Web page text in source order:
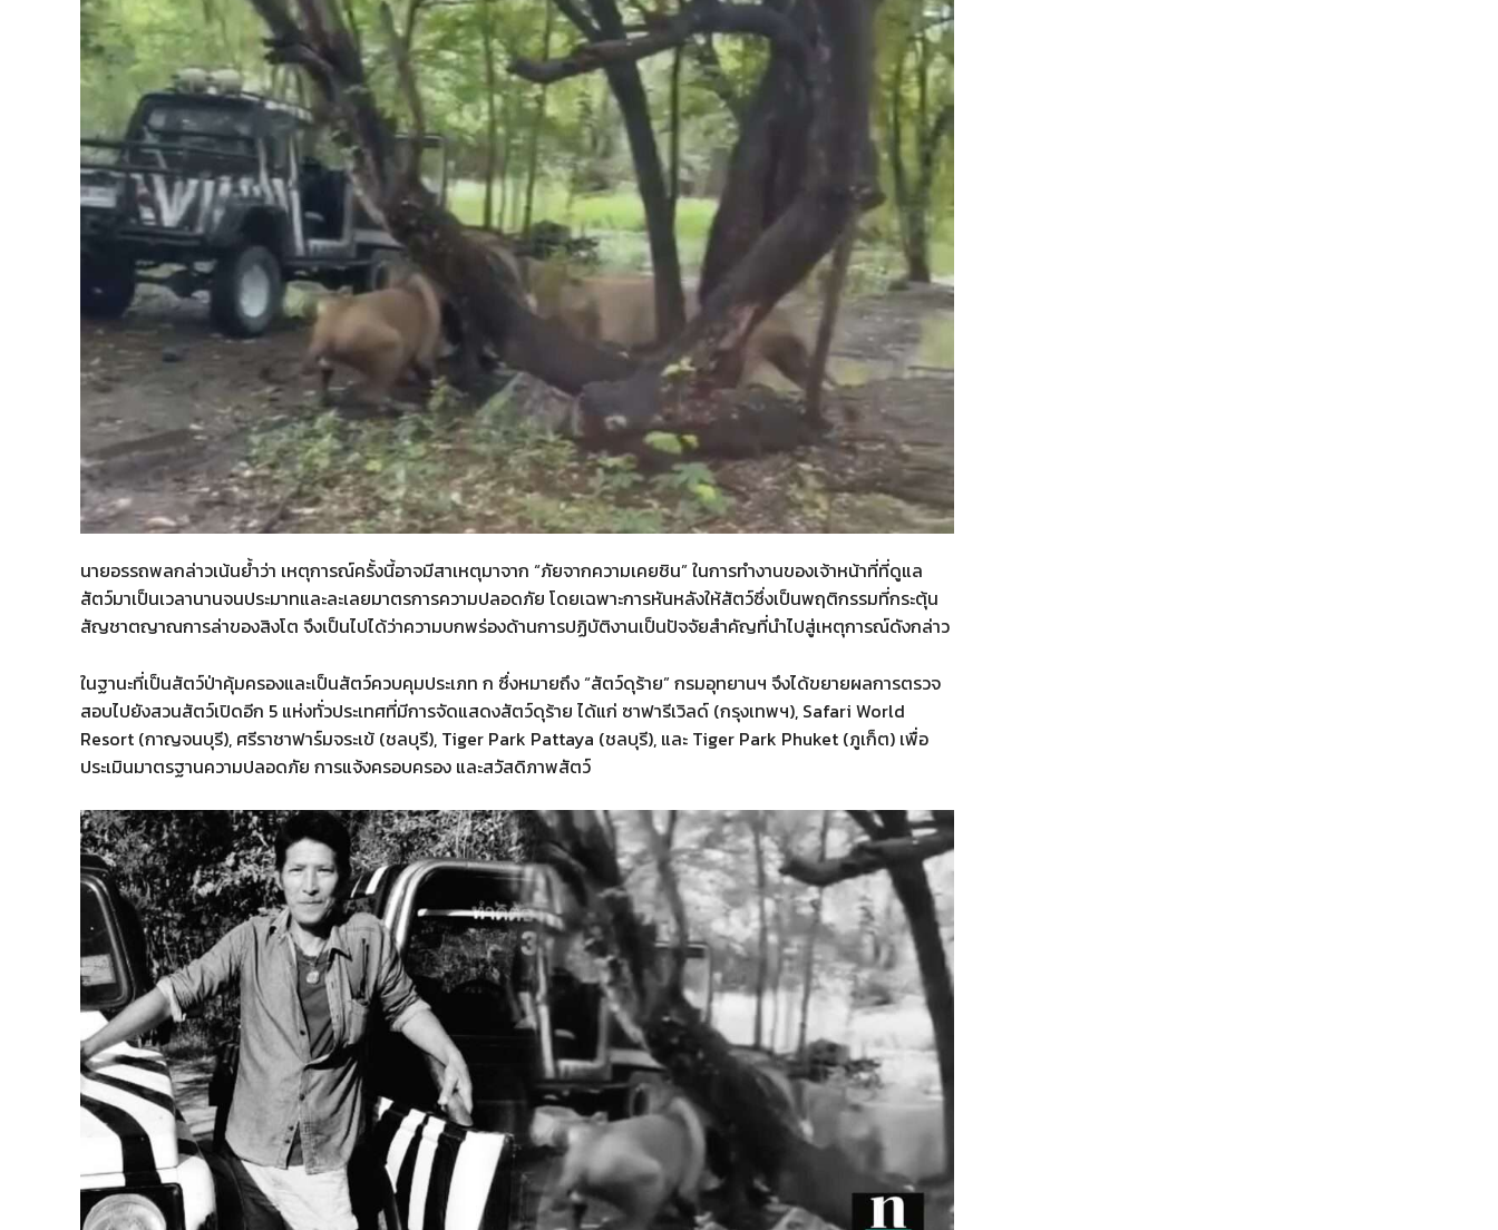
​นายอรรถพลกล่าวเน้นย้ำว่า เหตุการณ์ครั้งนี้อาจมีสาเหตุมาจาก “ภัยจากความเคยชิน” ในการทำงานของเจ้าหน้าที่ที่ดูแล
สัตว์มาเป็นเวลานานจนประมาทและละเลยมาตรการความปลอดภัย โดยเฉพาะการหันหลังให้สัตว์ซึ่งเป็นพฤติกรรมที่กระตุ้น
สัญชาตญาณการล่าของสิงโต จึงเป็นไปได้ว่าความบกพร่องด้านการปฏิบัติงานเป็นปัจจัยสำคัญที่นำไปสู่เหตุการณ์ดังกล่าว
​ในฐานะที่เป็นสัตว์ป่าคุ้มครองและเป็นสัตว์ควบคุมประเภท ก ซึ่งหมายถึง “สัตว์ดุร้าย” กรมอุทยานฯ จึงได้ขยายผลการตรวจ
สอบไปยังสวนสัตว์เปิดอีก 5 แห่งทั่วประเทศที่มีการจัดแสดงสัตว์ดุร้าย ได้แก่ ซาฟารีเวิลด์ (กรุงเทพฯ), Safari World
Resort (กาญจนบุรี), ศรีราชาฟาร์มจระเข้ (ชลบุรี), Tiger Park Pattaya (ชลบุรี), และ Tiger Park Phuket (ภูเก็ต) เพื่อ
ประเมินมาตรฐานความปลอดภัย การแจ้งครอบครอง และสวัสดิภาพสัตว์